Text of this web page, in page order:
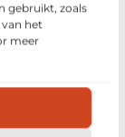
gebruikt, zoals
het
meer